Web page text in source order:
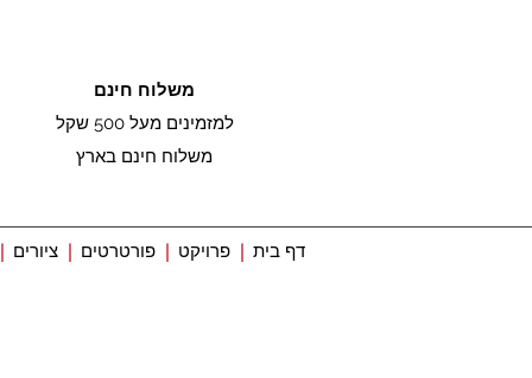
משלוח חינם
למזמינים מעל 500 שקל
משלוח חינם בארץ
דף בית | פרויקט | פורטרטים | ציורים |